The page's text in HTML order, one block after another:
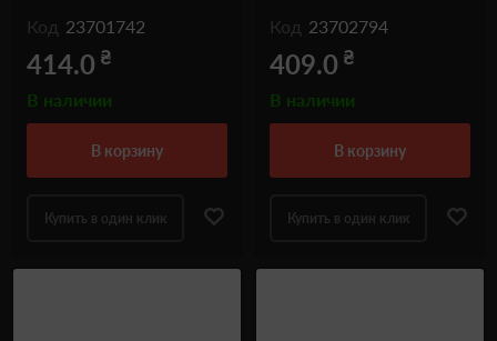
Код 23701742
414.0 ₴
В наличии
в корзину
Купить в один клик
Код 23702794
409.0 ₴
В наличии
в корзину
Купить в один клик